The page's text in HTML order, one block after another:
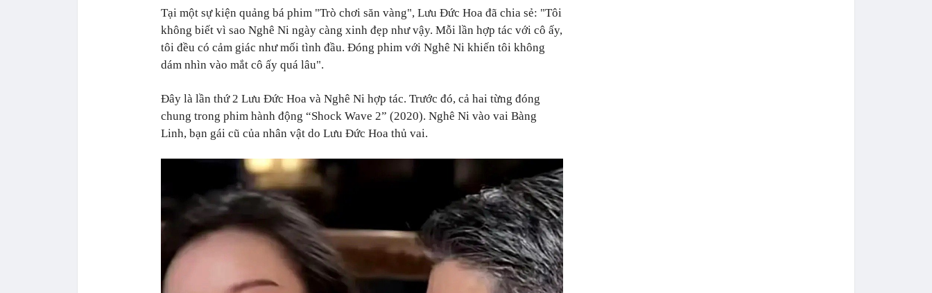
Tại một sự kiện quảng bá phim "Trò chơi săn vàng", Lưu Đức Hoa đã chia sẻ: "Tôi
không biết vì sao Nghê Ni ngày càng xinh đẹp như vậy. Mỗi lần hợp tác với cô ấy,
tôi đều có cảm giác như mối tình đầu. Đóng phim với Nghê Ni khiến tôi không
dám nhìn vào mắt cô ấy quá lâu".
Đây là lần thứ 2 Lưu Đức Hoa và Nghê Ni hợp tác. Trước đó, cả hai từng đóng
chung trong phim hành động “Shock Wave 2” (2020). Nghê Ni vào vai Bàng
Linh, bạn gái cũ của nhân vật do Lưu Đức Hoa thủ vai.